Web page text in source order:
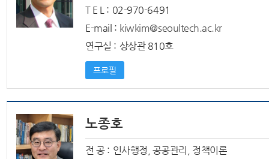
T E L : 02-970-6491
E-mail : kiwkim@seoultech.ac.kr
연구실 : 상상관 810호
프로필
노종호
전 공 : 인사행정, 공공관리, 정책이론